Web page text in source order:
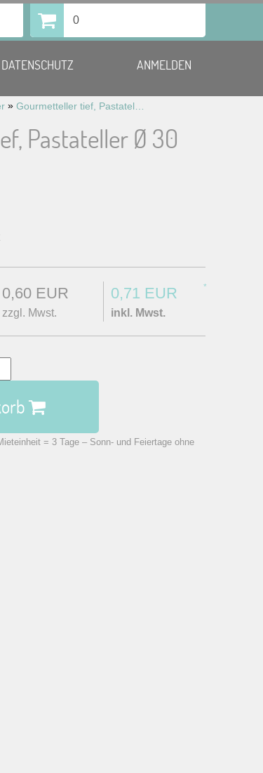
0
DATENSCHUTZ ANMELDEN
»
Pastateller Ø 30
0,60 EUR
zzgl. Mwst.
0,71 EUR *
inkl. Mwst.
= 3 Tage – Sonn- und Feiertage ohne